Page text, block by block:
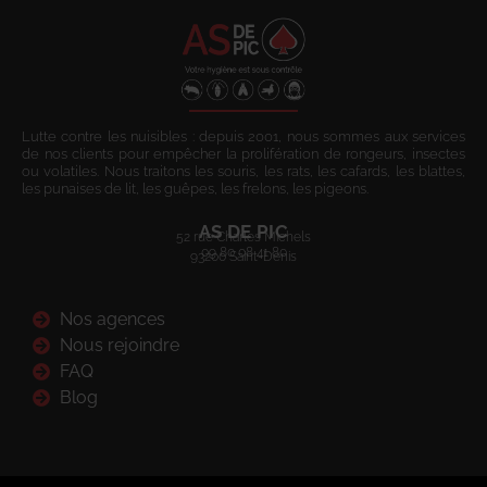
Lutte contre les nuisibles : depuis 2001, nous sommes aux services
de nos clients pour empêcher la prolifération de rongeurs, insectes
ou volatiles. Nous traitons les souris, les rats, les cafards, les blattes,
les punaises de lit, les guêpes, les frelons, les pigeons.
AS DE PIC
52 rue Charles Michels
93200 Saint-Denis
09 80 08 41 80
Nos agences
Nous rejoindre
FAQ
Blog